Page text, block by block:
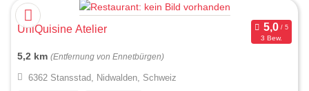
UniQuisine Atelier
3 Bew.
5,2 km (Entfernung von Ennetbürgen)
6362 Stansstad, Nidwalden, Schweiz